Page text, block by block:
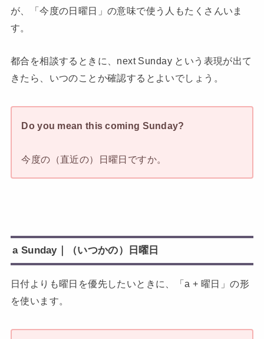
が、「今度の日曜日」の意味で使う人もたくさんいま
す。
都合を相談するときに、next Sunday という表現が出て
きたら、いつのことか確認するとよいでしょう。
Do you mean this coming Sunday?
今度の（直近の）日曜日ですか。
a Sunday｜（いつかの）日曜日
日付よりも曜日を優先したいときに、「a + 曜日」の形
を使います。